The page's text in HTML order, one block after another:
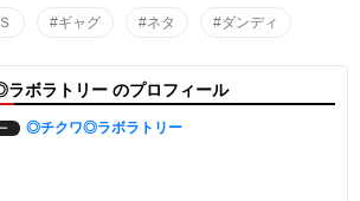
#ギャグ #ネタ #ダンディ
ボラトリー のプロフィール
◎チクワ◎ラボラトリー